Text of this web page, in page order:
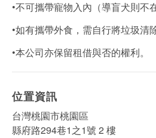
•不可攜帶寵物入內（導盲犬則不
•如有攜帶外食，需自行將垃圾清除
•本公司亦保留租借與否的權利。
位置資訊
台灣桃園市桃園區
縣府路294巷1之1號 2 樓